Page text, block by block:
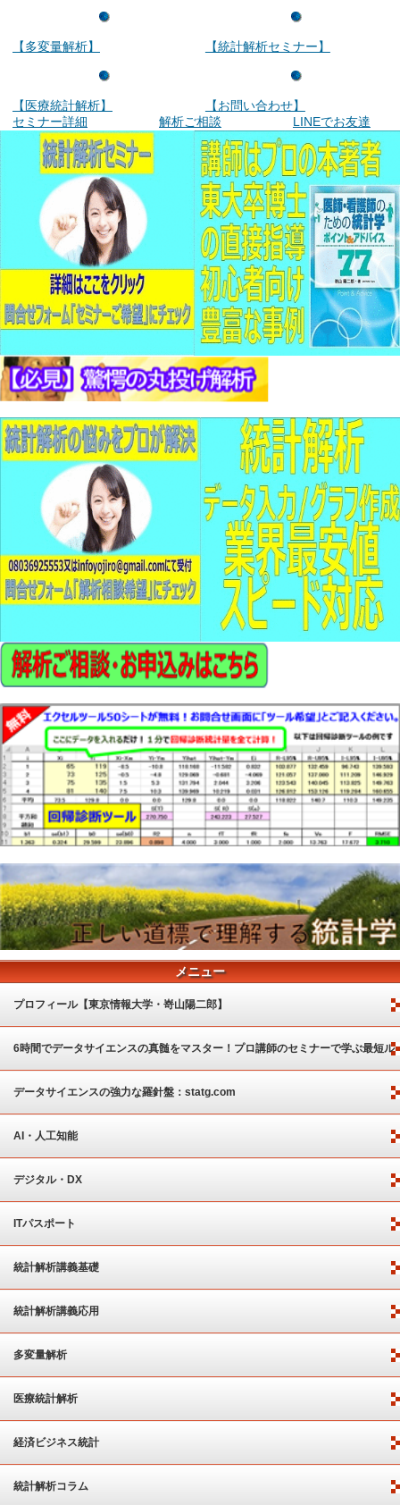
【多変量解析】
【医療統計解析】
【統計解析セミナー】
【お問い合わせ】
セミナー詳細
解析ご相談 LINEでお友達
メニュー
プロフィール【東京情報大学・嵜山陽二郎】
6時間でデータサイエンスの真髄をマスター！プロ講師のセミナーで学ぶ最短ル
ート
データサイエンスの強力な羅針盤：statg.com
AI・人工知能
デジタル・DX
ITパスポート
統計解析講義基礎
統計解析講義応用
多変量解析
医療統計解析
経済ビジネス統計
統計解析コラム